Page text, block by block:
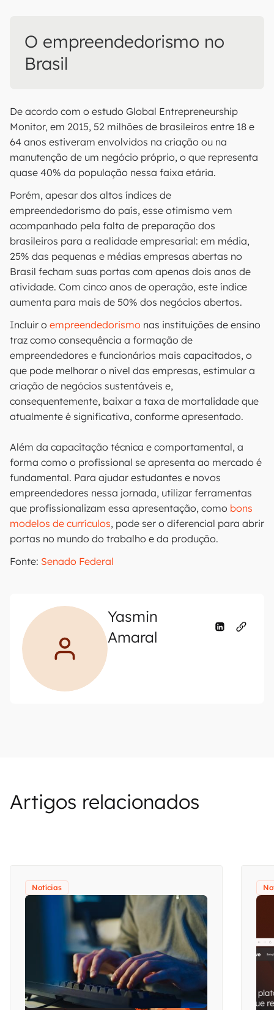
O empreendedorismo no
Brasil
De acordo com o estudo Global Entrepreneurship
Monitor, em 2015, 52 milhões de brasileiros entre 18 e
64 anos estiveram envolvidos na criação ou na
manutenção de um negócio próprio, o que representa
quase 40% da população nessa faixa etária.
Porém, apesar dos altos índices de
empreendedorismo do país, esse otimismo vem
acompanhado pela falta de preparação dos
brasileiros para a realidade empresarial: em média,
25% das pequenas e médias empresas abertas no
Brasil fecham suas portas com apenas dois anos de
atividade. Com cinco anos de operação, este índice
aumenta para mais de 50% dos negócios abertos.
Incluir o empreendedorismo nas instituições de ensino
traz como consequência a formação de
empreendedores e funcionários mais capacitados, o
que pode melhorar o nível das empresas, estimular a
criação de negócios sustentáveis e,
consequentemente, baixar a taxa de mortalidade que
atualmente é significativa, conforme apresentado.
Além da capacitação técnica e comportamental, a
forma como o profissional se apresenta ao mercado é
fundamental. Para ajudar estudantes e novos
empreendedores nessa jornada, utilizar ferramentas
que profissionalizam essa apresentação, como bons
modelos de currículos, pode ser o diferencial para abrir
portas no mundo do trabalho e da produção.
Fonte: Senado Federal
Yasmin
Amaral
Artigos relacionados
Notícias